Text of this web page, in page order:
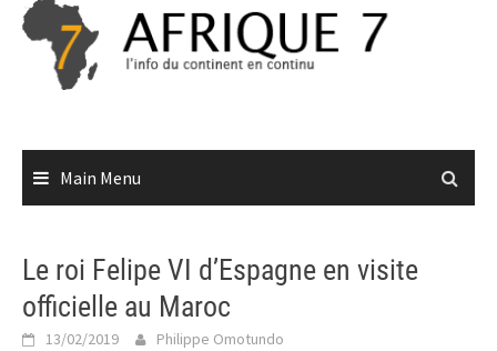
Skip
content
Main Menu
Le roi Felipe VI d’Espagne en visite
officielle au Maroc
13/02/2019 Philippe Omotundo